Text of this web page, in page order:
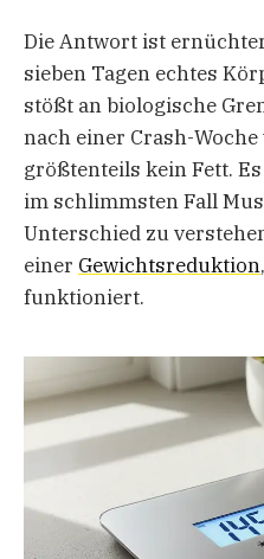
Die Antwort ist
sieben Tagen echtes
stößt an biologische
nach einer Crash-
größtenteils kein Fett.
im schlimmsten Fall
Unterschied zu
einer Gewichtsreduktion
funktioniert.